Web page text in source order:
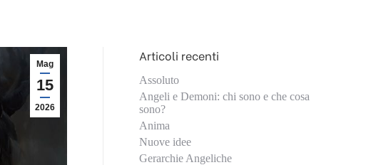
Mag
15
2026
Articoli recenti
Assoluto
Angeli e Demoni: chi sono e che cosa
sono?
Anima
Nuove idee
Gerarchie Angeliche